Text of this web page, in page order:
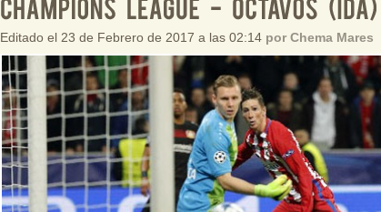
Editado el 23 de Febrero de 2017 a las 02:14 por Chema Mares